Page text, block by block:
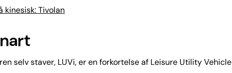
kinesisk: Tivolan
selv staver, LUVi, er en forkortelse af Leisure Utility Vehicle